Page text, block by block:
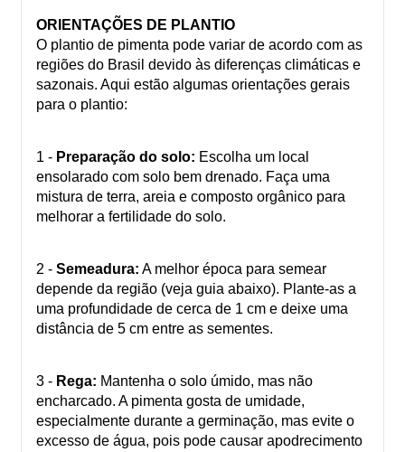
ORIENTAÇÕES DE PLANTIO
O plantio de pimenta pode variar de acordo com as
regiões do Brasil devido às diferenças climáticas e
sazonais. Aqui estão algumas orientações gerais
para o plantio:
1 - Preparação do solo: Escolha um local
ensolarado com solo bem drenado. Faça uma
mistura de terra, areia e composto orgânico para
melhorar a fertilidade do solo.
2 - Semeadura: A melhor época para semear
depende da região (veja guia abaixo). Plante-as a
uma profundidade de cerca de 1 cm e deixe uma
distância de 5 cm entre as sementes.
3 - Rega: Mantenha o solo úmido, mas não
encharcado. A pimenta gosta de umidade,
especialmente durante a germinação, mas evite o
excesso de água, pois pode causar apodrecimento